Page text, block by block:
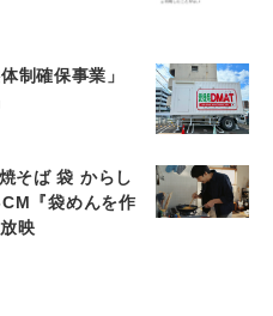
制確保事業」
そば 袋 からし
『袋めんを作
映